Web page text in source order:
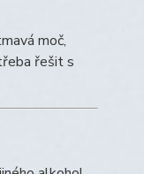
moč,
řešit s